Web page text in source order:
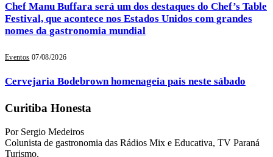
Chef Manu Buffara será um dos destaques do Chef’s Table
Festival, que acontece nos Estados Unidos com grandes
nomes da gastronomia mundial
Eventos 07/08/2026
Cervejaria Bodebrown homenageia pais neste sábado
Curitiba Honesta
Por Sergio Medeiros
Colunista de gastronomia das Rádios Mix e Educativa, TV Paraná
Turismo.